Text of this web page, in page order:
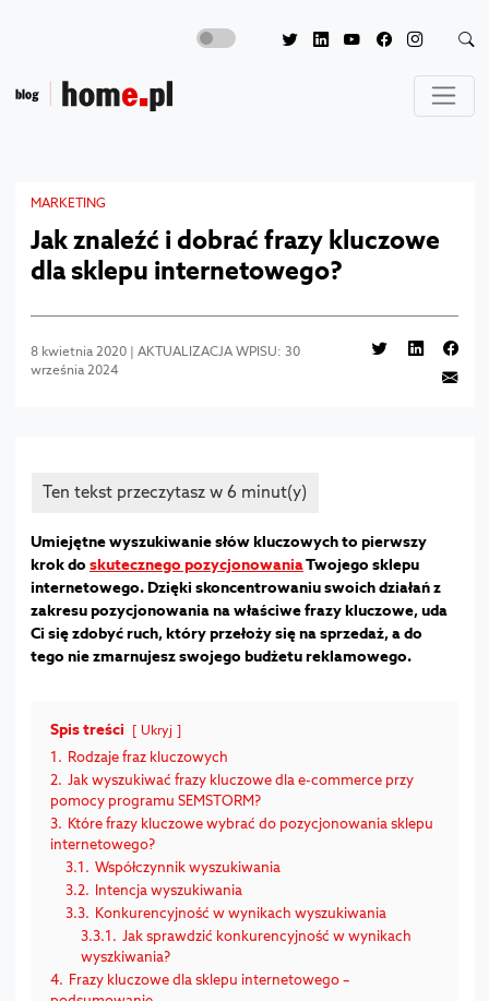
MARKETING
Jak znaleźć i dobrać frazy kluczowe
dla sklepu internetowego?
8 kwietnia 2020 | AKTUALIZACJA WPISU: 30
września 2024
Umiejętne wyszukiwanie słów kluczowych to pierwszy
krok doskutecznego pozycjonowaniaTwojego sklepu
internetowego. Dzięki skoncentrowaniu swoich działań z
zakresu pozycjonowania na właściwe frazy kluczowe, uda
Ci się zdobyć ruch, który przełoży się na sprzedaż, a do
tego nie zmarnujesz swojego budżetu reklamowego.
Spis treści Ukryj
1. Rodzaje fraz kluczowych
2. Jak wyszukiwać frazy kluczowe dla e-commerce przy
pomocy programu SEMSTORM?
3. Które frazy kluczowe wybrać do pozycjonowania sklepu
internetowego?
3.1. Współczynnik wyszukiwania
3.2. Intencja wyszukiwania
3.3. Konkurencyjność w wynikach wyszukiwania
3.3.1. Jak sprawdzić konkurencyjność w wynikach
wyszkiwania?
4. Frazy kluczowe dla sklepu internetowego –